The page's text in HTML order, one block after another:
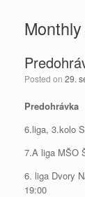
Posted on 29.
Predohrávka
6.liga, 3.kolo
7.A liga MŠO
6. liga Dvory
19:00